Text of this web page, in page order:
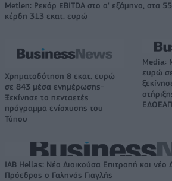
Metlen: Ρεκόρ EBITDA στο α' εξάμηνο, στα
κέρδη 313 εκατ. ευρώ
Χρηματοδότηση 8 εκατ. ευρώ
σε 843 μέσα ενημέρωσης-
Ξεκίνησε το πενταετές
πρόγραμμα ενίσχυσης του
Τύπου
Media:
ευρώ
ΕΔΟΕΑΠ
IAB Hellas: Νέα Διοικούσα Επιτροπή και νέο
Πρόεδρος ο Γαληνός Γιαγλής